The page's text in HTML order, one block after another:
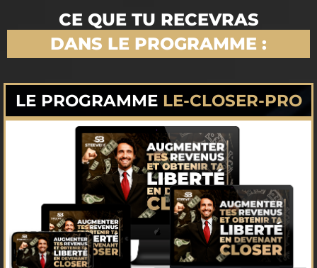
CE QUE TU RECEVRAS
DANS LE PROGRAMME :
LE PROGRAMME LE-CLOSER-PRO